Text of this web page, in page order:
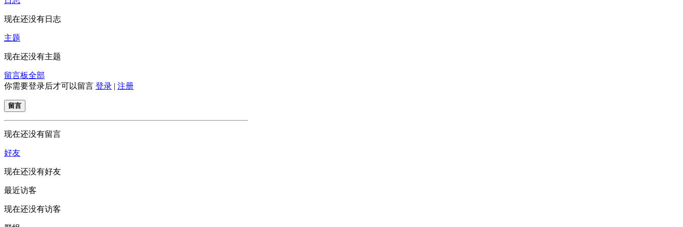
现在还没有日志
主题
现在还没有主题
留言板全部
你需要登录后才可以留言 登录 | 注册
留言
现在还没有留言
好友
现在还没有好友
最近访客
现在还没有访客